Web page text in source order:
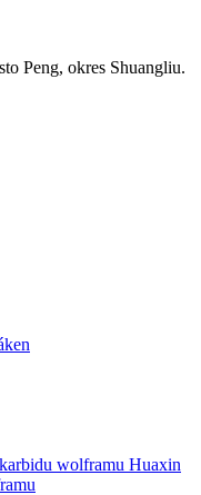
Peng, okres Shuangliu.
wolframu Huaxin